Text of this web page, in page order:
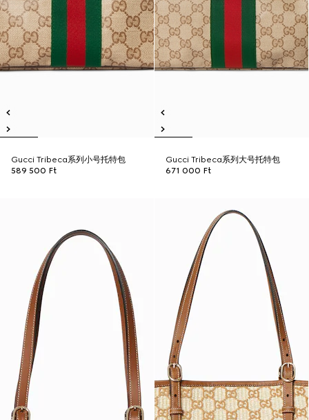
Gucci Tribeca系列小号托特包
589 500 Ft
Gucci Tribeca系列大号托特包
671 000 Ft